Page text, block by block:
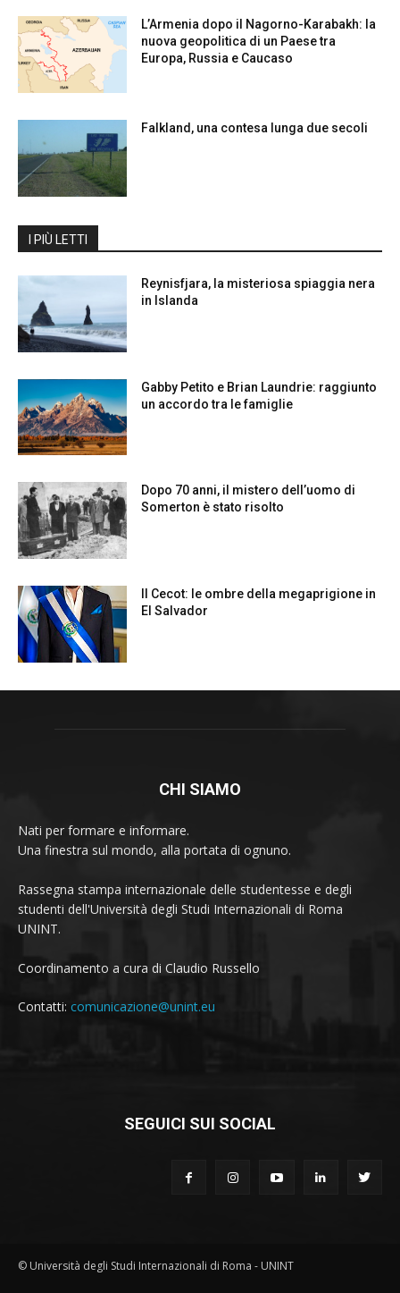
CHI SIAMO
Nati per formare e informare.
Una finestra sul mondo, alla portata di ognuno.
Rassegna stampa internazionale delle studentesse e degli
studenti dell'Università degli Studi Internazionali di Roma
UNINT.
Coordinamento a cura di Claudio Russello
Contatti: comunicazione@unint.eu
SEGUICI SUI SOCIAL
© Università degli Studi Internazionali di Roma - UNINT